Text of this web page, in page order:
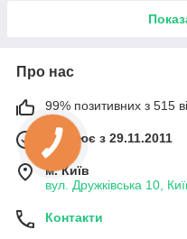
Про нас
99% позитивних з 515
Працює з 29.11.2011
м. Київ
вул. Дружківська 10,
Контакти